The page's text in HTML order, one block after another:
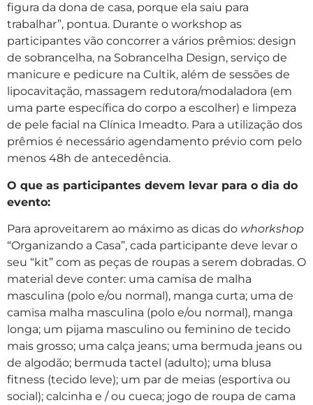
figura da dona de casa, porque ela saiu para
trabalhar”, pontua. Durante o workshop as
participantes vão concorrer a vários prêmios: design
de sobrancelha, na Sobrancelha Design, serviço de
manicure e pedicure na Cultik, além de sessões de
lipocavitação, massagem redutora/modaladora (em
uma parte específica do corpo a escolher) e limpeza
de pele facial na Clínica Imeadto. Para a utilização dos
prêmios é necessário agendamento prévio com pelo
menos 48h de antecedência.
O que as participantes devem levar para o dia do
evento:
Para aproveitarem ao máximo as dicas do whorkshop
“Organizando a Casa”, cada participante deve levar o
seu “kit” com as peças de roupas a serem dobradas. O
material deve conter: uma camisa de malha
masculina (polo e/ou normal), manga curta; uma de
camisa malha masculina (polo e/ou normal), manga
longa; um pijama masculino ou feminino de tecido
mais grosso; uma calça jeans; uma bermuda jeans ou
de algodão; bermuda tactel (adulto); uma blusa
fitness (tecido leve); um par de meias (esportiva ou
social); calcinha e / ou cueca; jogo de roupa de cama